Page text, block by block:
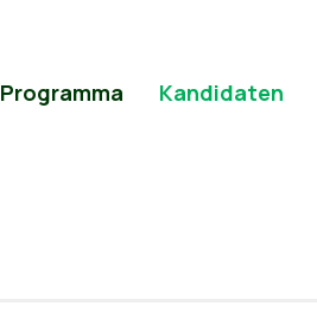
Programma Kandidaten